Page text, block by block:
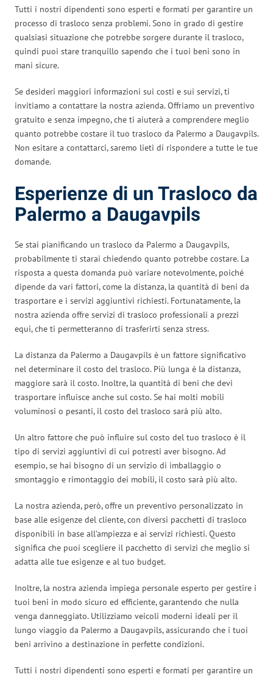
Tutti i nostri dipendenti sono esperti e formati per garantire un
processo di trasloco senza problemi. Sono in grado di gestire
qualsiasi situazione che potrebbe sorgere durante il trasloco,
quindi puoi stare tranquillo sapendo che i tuoi beni sono in
mani sicure.
Se desideri maggiori informazioni sui costi e sui servizi, ti
invitiamo a contattare la nostra azienda. Offriamo un preventivo
gratuito e senza impegno, che ti aiuterà a comprendere meglio
quanto potrebbe costare il tuo trasloco da Palermo a Daugavpils.
Non esitare a contattarci, saremo lieti di rispondere a tutte le tue
domande.
Esperienze di un Trasloco da
Palermo a Daugavpils
Se stai pianificando un trasloco da Palermo a Daugavpils,
probabilmente ti starai chiedendo quanto potrebbe costare. La
risposta a questa domanda può variare notevolmente, poiché
dipende da vari fattori, come la distanza, la quantità di beni da
trasportare e i servizi aggiuntivi richiesti. Fortunatamente, la
nostra azienda offre servizi di trasloco professionali a prezzi
equi, che ti permetteranno di trasferirti senza stress.
La distanza da Palermo a Daugavpils è un fattore significativo
nel determinare il costo del trasloco. Più lunga è la distanza,
maggiore sarà il costo. Inoltre, la quantità di beni che devi
trasportare influisce anche sul costo. Se hai molti mobili
voluminosi o pesanti, il costo del trasloco sarà più alto.
Un altro fattore che può influire sul costo del tuo trasloco è il
tipo di servizi aggiuntivi di cui potresti aver bisogno. Ad
esempio, se hai bisogno di un servizio di imballaggio o
smontaggio e rimontaggio dei mobili, il costo sarà più alto.
La nostra azienda, però, offre un preventivo personalizzato in
base alle esigenze del cliente, con diversi pacchetti di trasloco
disponibili in base all’ampiezza e ai servizi richiesti. Questo
significa che puoi scegliere il pacchetto di servizi che meglio si
adatta alle tue esigenze e al tuo budget.
Inoltre, la nostra azienda impiega personale esperto per gestire i
tuoi beni in modo sicuro ed efficiente, garantendo che nulla
venga danneggiato. Utilizziamo veicoli moderni ideali per il
lungo viaggio da Palermo a Daugavpils, assicurando che i tuoi
beni arrivino a destinazione in perfette condizioni.
Tutti i nostri dipendenti sono esperti e formati per garantire un